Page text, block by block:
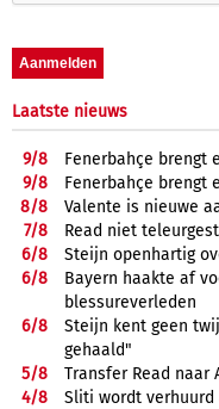
Laatste nieuws
9/8
Fenerbahçe brengt
9/8
Fenerbahçe brengt
8/8
Valente is nieuwe
7/8
Read niet
6/8
Steijn openhartig
6/8
Bayern haakte af
blessureverleden
6/8
Steijn kent geen
gehaald"
5/8
Transfer Read naar
4/8
Sliti wordt verhuurd